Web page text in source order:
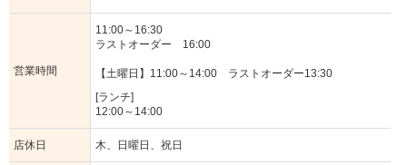
営業時間
11:00～16:30
ラストオーダー 16:00
【土曜日】11:00～14:00 ラストオーダー13:30
[ランチ]
12:00～14:00
店休日 木、日曜日、祝日